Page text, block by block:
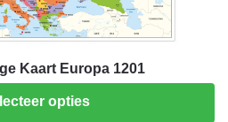
Kaart Europa 1201
opties